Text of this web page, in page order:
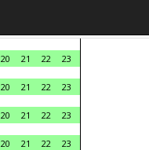
20 21 22
23
20 21 22
23
20 21 22
23
20 21 22
23